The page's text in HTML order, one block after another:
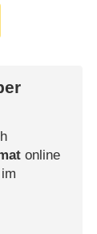
online